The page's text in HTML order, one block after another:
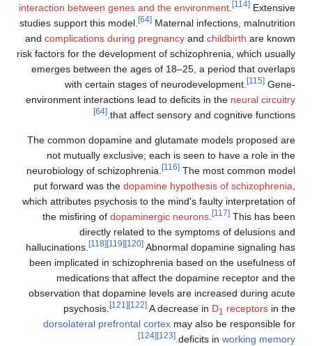
interaction between genes and the environment
studies support this model.
Maternal
andcomplications during pregnancyand
risk factors for the development of
emerges between the ages of 18–25, a
with certain stages of
environment interactions lead to deficits in the
that affect sensory and
The common dopamine and glutamate
not mutually exclusive; each is seen to
neurobiology of schizophrenia.
The most
put forward was thedopamine hypothesis of
which attributes psychosis to the mind's faulty
the misfiring ofdopaminergic neurons.
directly related to the symptoms of
hallucinations.
Abnormal
been implicated in schizophrenia based on
medications that affect the dopamine
observation that dopamine levels are
psychosis.
[121] A decrease inD1
dorsolateral prefrontal cortexmay also be
deficits in
.